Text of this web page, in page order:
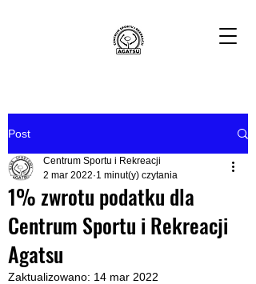
Post
1% zwrotu podatku dla
Centrum Sportu i Rekreacji
Agatsu
Centrum Sportu i Rekreacji
2 mar 2022 1 minut(y) czytania
Zaktualizowano: 14 mar 2022